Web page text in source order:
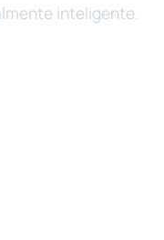
inteligente.